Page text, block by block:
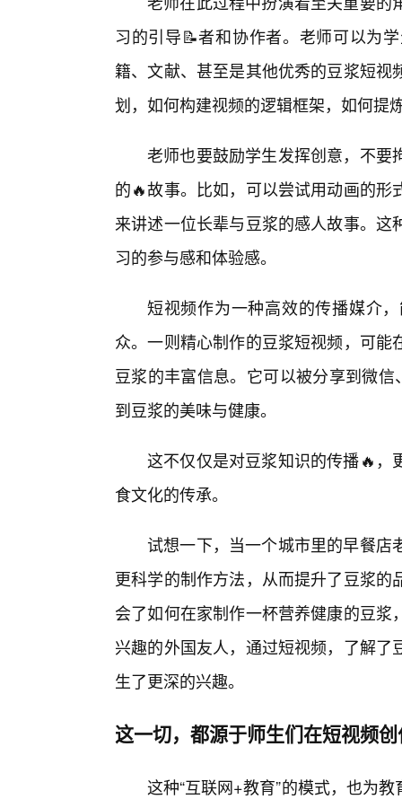
习的引导📝者和协作者。老师可以为
籍、文献、甚至是其他优秀的豆浆短
划，如何构建视频的逻辑框架，如何提
老师也要鼓励学生发挥创意，不要
的🔥故事。比如，可以尝试用动画的
来讲述一位长辈与豆浆的感人故事。
习的参与感和体验感。
短视频作为一种高效的传播媒介
众。一则精心制作的豆浆短视频，可
豆浆的丰富信息。它可以被分享到微
到豆浆的美味与健康。
这不仅仅是对豆浆知识的传播🔥，
食文化的传承。
试想一下，当一个城市里的早餐店
更科学的制作方法，从而提升了豆浆
会了如何在家制作一杯营养健康的豆
兴趣的外国友人，通过短视频，了解
生了更深的兴趣。
这一切，都源于师生们在短视频
这种“互联网+教育”的模式，也为